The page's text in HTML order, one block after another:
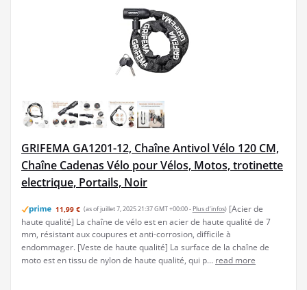
GRIFEMA GA1201-12, Chaîne Antivol Vélo 120 CM,
Chaîne Cadenas Vélo pour Vélos, Motos, trotinette
electrique, Portails, Noir
11,99 € (as of juillet 7, 2025 21:37 GMT +00:00 - Plus d’infos) [Acier de
haute qualité] La chaîne de vélo est en acier de haute qualité de 7
mm, résistant aux coupures et anti-corrosion, difficile à
endommager. [Veste de haute qualité] La surface de la chaîne de
moto est en tissu de nylon de haute qualité, qui p... read more